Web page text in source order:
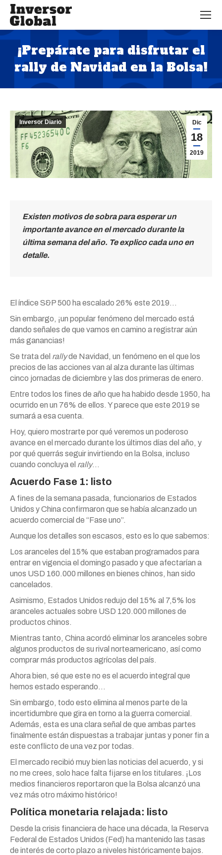
¡Prepárate para disfrutar el
rally de Navidad en la Bolsa!
Estás aquí:
Dic
18
2019
Inversor Diario
Existen motivos de sobra para esperar un
importante avance en el mercado durante la
última semana del año. Te explico cada uno en
detalle.
El índice S&P 500 ha escalado 26% este 2019…
Sin embargo, ¡un popular fenómeno del mercado está
dando señales de que vamos en camino a registrar aún
más ganancias!
Se trata del rallyde Navidad, un fenómeno en el que los
precios de las acciones van al alza durante las últimas
cinco jornadas de diciembre y las dos primeras de enero.
Entre todos los fines de año que ha habido desde 1950, ha
ocurrido en un 76% de ellos. Y parece que este 2019 se
sumará a esa cuenta.
Hoy, quiero mostrarte por qué veremos un poderoso
avance en el mercado durante los últimos días del año, y
por qué querrás seguir invirtiendo en la Bolsa, incluso
cuando concluya el rally…
Acuerdo Fase 1: listo
A fines de la semana pasada, funcionarios de Estados
Unidos y China confirmaron que se había alcanzado un
acuerdo comercial de “Fase uno”.
Aunque los detalles son escasos, esto es lo que sabemos:
Los aranceles del 15% que estaban programados para
entrar en vigencia el domingo pasado y que afectarían a
unos USD 160.000 millones en bienes chinos, han sido
cancelados.
Asimismo, Estados Unidos redujo del 15% al 7,5% los
aranceles actuales sobre USD 120.000 millones de
productos chinos.
Mientras tanto, China acordó eliminar los aranceles sobre
algunos productos de su rival norteamericano, así como
comprar más productos agrícolas del país.
Ahora bien, sé que este no es el acuerdo integral que
hemos estado esperando…
Sin embargo, todo esto elimina al menos parte de la
incertidumbre que gira en torno a la guerra comercial.
Además, esta es una clara señal de que ambas partes
finalmente están dispuestas a trabajar juntas y poner fin a
este conflicto de una vez por todas.
El mercado recibió muy bien las noticias del acuerdo, y si
no me crees, solo hace falta fijarse en los titulares. ¡Los
medios financieros reportaron que la Bolsa alcanzó una
vez más otro máximo histórico!
Política monetaria relajada: listo
Desde la crisis financiera de hace una década, la Reserva
Federal de Estados Unidos (Fed) ha mantenido las tasas
de interés de corto plazo a niveles históricamente bajos.